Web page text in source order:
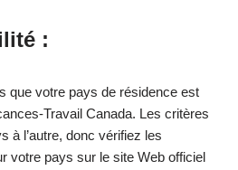
:
que votre pays de résidence est
Travail Canada. Les critères
à l’autre, donc vérifiez les
votre pays sur le site Web officiel